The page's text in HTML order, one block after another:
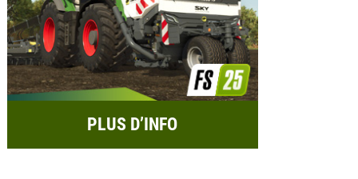
PLUS D’INFO